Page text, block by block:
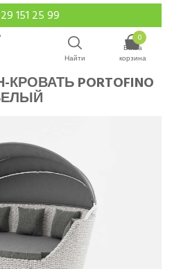
151 25 99
Найти
0
Ваша
корзина
PORTOFINO